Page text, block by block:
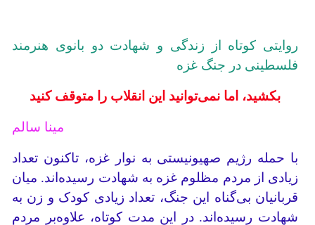
روایتی کوتاه از زندگی و شهادت دو بانوی هنرمند
فلسطینی در جنگ غزه
بکشید، اما نمی‌توانید این انقلاب را متوقف کنید
مینا سالم
با حمله رژیم صهیونیستی به نوار غزه، تاکنون تعداد
زیادی از مردم مظلوم غزه به شهادت رسیده‌اند. میان
قربانیان بی‌گناه این جنگ، تعداد زیادی کودک و زن به
شهادت رسیده‌اند. در این مدت کوتاه، علاوه‌بر مردم